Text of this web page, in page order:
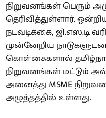
நிறுவனங்கள் பெரும்
தெரிவித்துள்ளார்.
நடவடிக்கை, ஜி.எஸ்.டி
முன்னேறிய
கொள்கைகளால்
நிறுவனங்கள் மட்டும்
அனைத்து MSME
அழுத்தத்தில் உள்ளது.